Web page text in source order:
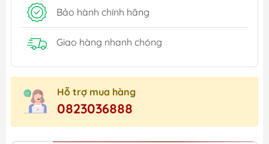
Bảo hành chính hãng
Giao hàng nhanh chóng
Hỗ trợ mua hàng
0823036888